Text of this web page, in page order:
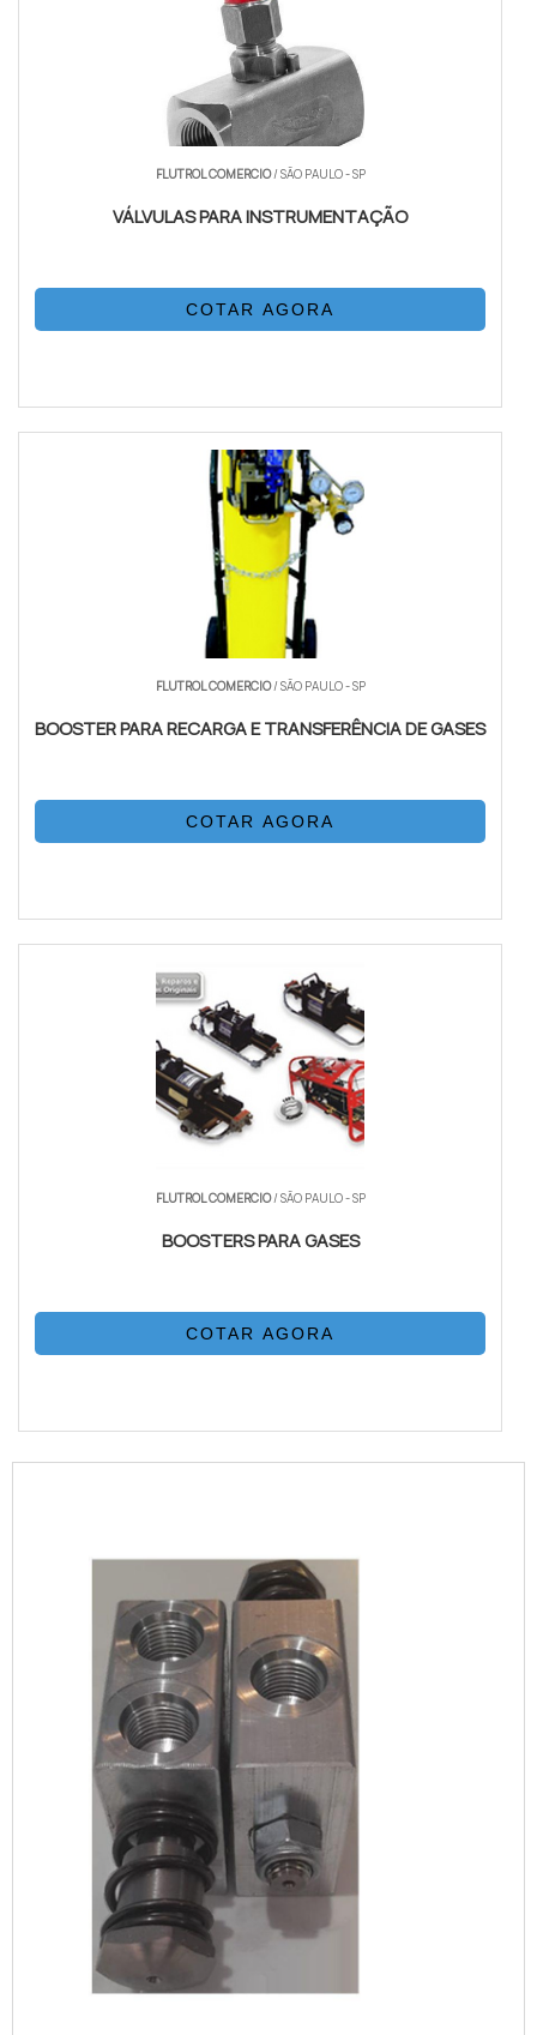
FLUTROL COMERCIO/ SÃO PAULO - SP
VÁLVULAS PARA INSTRUMENTAÇÃO
COTAR AGORA
FLUTROL COMERCIO/ SÃO PAULO - SP
BOOSTER PARA RECARGA E TRANSFERÊNCIA DE GASES
COTAR AGORA
FLUTROL COMERCIO/ SÃO PAULO - SP
BOOSTERS PARA GASES
COTAR AGORA